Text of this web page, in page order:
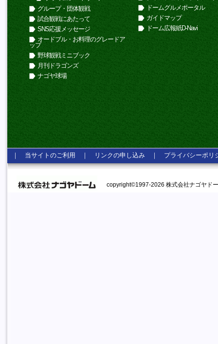
グループ・団体観戦
試合観戦にあたって
SNS応援メッセージ
オードブル・お料理のグレードア
ップ
野球観戦ミニブック
月刊ドラゴンズ
ナゴヤ球場
ドームグルメポータル
ガイドマップ
ドーム広報紙D-Navi
｜ 当サイトのご利用 ｜ リンクの申し込み ｜ プライバシーポリ
copyright©1997-2026 株式会社ナゴヤド